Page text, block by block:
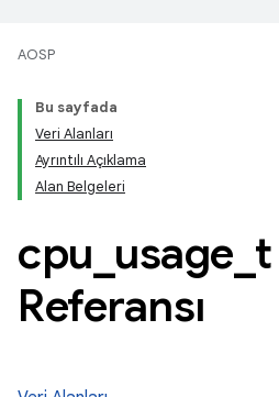
AOSP
Bu sayfada
Veri Alanları
Ayrıntılı Açıklama
Alan Belgeleri
cpu usage t
Referansı